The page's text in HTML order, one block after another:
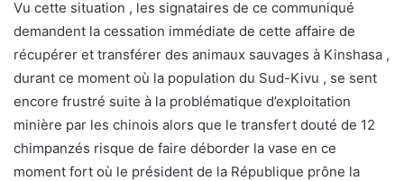
Vu cette situation , les signataires de ce communiqué
demandent la cessation immédiate de cette affaire de
récupérer et transférer des animaux sauvages à Kinshasa ,
durant ce moment où la population du Sud-Kivu , se sent
encore frustré suite à la problématique d’exploitation
minière par les chinois alors que le transfert douté de 12
chimpanzés risque de faire déborder la vase en ce
moment fort où le président de la République prône la